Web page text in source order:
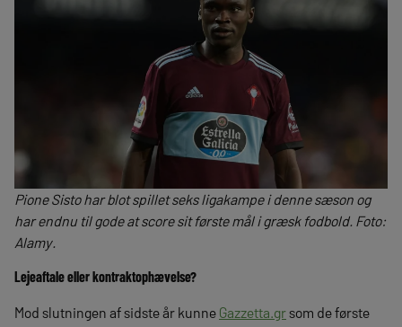
Pione Sisto har blot spillet seks ligakampe i denne sæson og
har endnu til gode at score sit første mål i græsk fodbold. Foto:
Alamy.
Lejeaftale eller kontraktophævelse?
Mod slutningen af sidste år kunne Gazzetta.grsom de første